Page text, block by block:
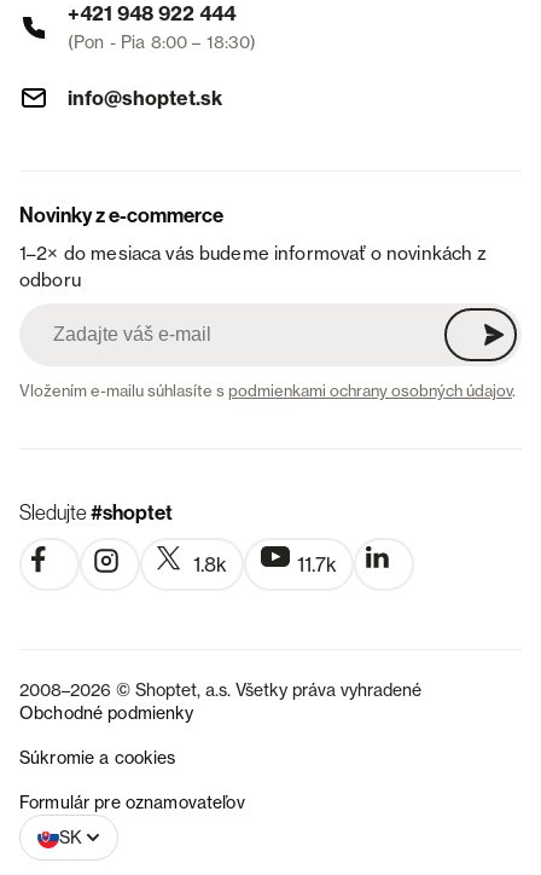
+421 948 922 444
(Pon - Pia 8:00 – 18:30)
info@shoptet.sk
Novinky z e-commerce
1–2× do mesiaca vás budeme informovať o novinkách z
odboru
Vložením e-mailu súhlasíte spodmienkami ochrany osobných údajov.
Sledujte#shoptet
1.8k 11.7k
2008–2026 © Shoptet, a.s. Všetky práva vyhradené
Obchodné podmienky
Súkromie a cookies
Formulár pre oznamovateľov
SK